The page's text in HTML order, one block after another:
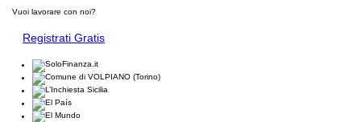
Vuoi lavorare con noi?
Registrati Gratis